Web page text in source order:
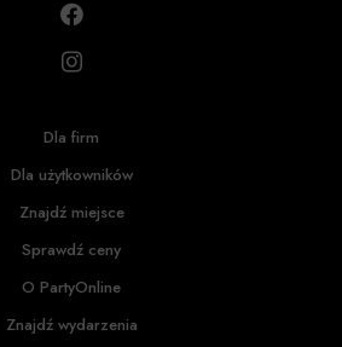
Dla firm
Dla użytkowników
Znajdź miejsce
Sprawdź ceny
O PartyOnline
Znajdź wydarzenia